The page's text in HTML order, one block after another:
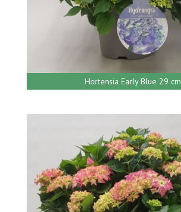
Hortensia Early Blue 29 cm